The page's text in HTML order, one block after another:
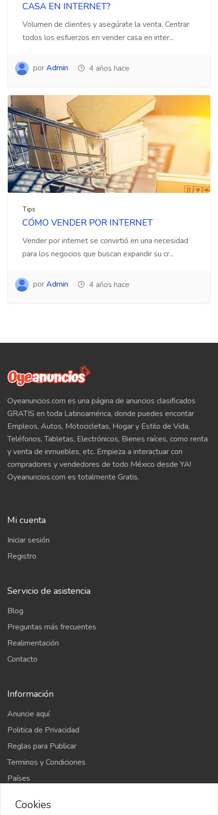
CASA EN INTERNET?
Volumen de clientes y asegúrate la venta. Centrar
todos los esfuerzos en vender casa en inter...
porAdmin 4 años hace
Tips
CÓMO VENDER POR INTERNET
Vender por internet se convirtió en una necesidad
para los negocios que buscan expandir su cr...
porAdmin 4 años hace
Oyeanuncios.com es una página de anuncios clasificados
GRATIS en toda Latinoamérica, donde puedes encontar
Empleos, Autos, Motocicletas, Hogar y Estilo de Vida,
Teléfonos, Tabletas, Electrónicos, Bienes raíces, como renta
y venta de inmuebles, etc. Empieza a interactuar con
compradores y vendedores de todo México desde YA!
Oyeanuncios.com es totalmente Gratis.
Mi cuenta
Iniciar sesión
Registro
Servicio de asistencia
Blog
Preguntas más frecuentes
Realimentación
Contacto
Información
Anuncie aquí
Politica de Privacidad
Reglas para Publicar
Terminos y Condiciones
Países
Cookies